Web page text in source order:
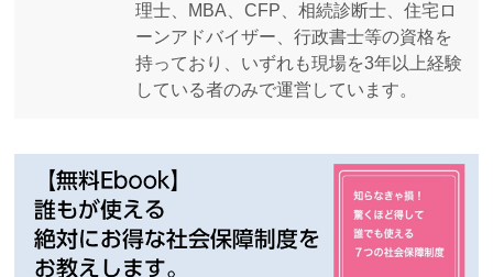
理士、MBA、CFP、相続診断士、住宅ロ
ーンアドバイザー、行政書士等の資格を
持っており、いずれも現場を3年以上経験
している者のみで運営しています。